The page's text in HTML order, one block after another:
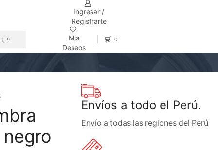
Ingresar /
Regístrarte
SEARCH
Mis
Deseos
0
Envíos a todo el Perú.
Envío a todas las regiones del Perú